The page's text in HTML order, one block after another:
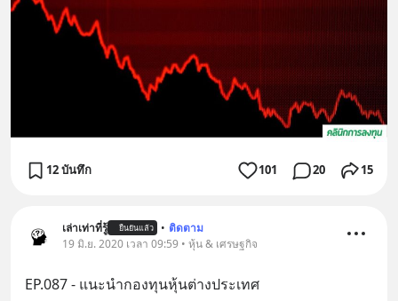
12 บันทึก 101 20 15
เล่าเท่าที่รู้ ยืนยันแล้ว • ติดตาม
19 มิ.ย. 2020 เวลา 09:59 • หุ้น & เศรษฐกิจ
EP.087 - แนะนำกองทุนหุ้นต่างประเทศ